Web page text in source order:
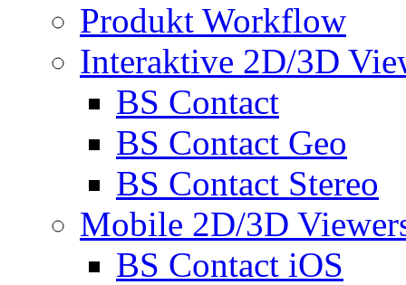
Produkt Workflow
Interaktive 2D/3D
BS Contact
BS Contact Geo
BS Contact Stereo
Mobile 2D/3D
BS Contact iOS